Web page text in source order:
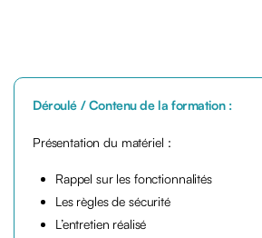
Déroulé / Contenu de la formation :
Présentation du matériel :
Rappel sur les fonctionnalités
Les règles de sécurité
L’entretien réalisé